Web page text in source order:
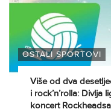
OSTALI SPORTOVI
Više od dva
i rock’n’rolla: Divlja
koncert Rockheadsa